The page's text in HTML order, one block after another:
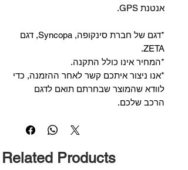
אנטנת GPS.
*דגם של חברת סינקופה, Syncopa, דגם
ZETA.
*המחיר אינו כולל התקנה.
*אנו ניצור איתכם קשר לאחר ההזמנה, כדי
לוודא שהמוצר שבחרתם תואם לדגם
הרכב שלכם.
Related Products